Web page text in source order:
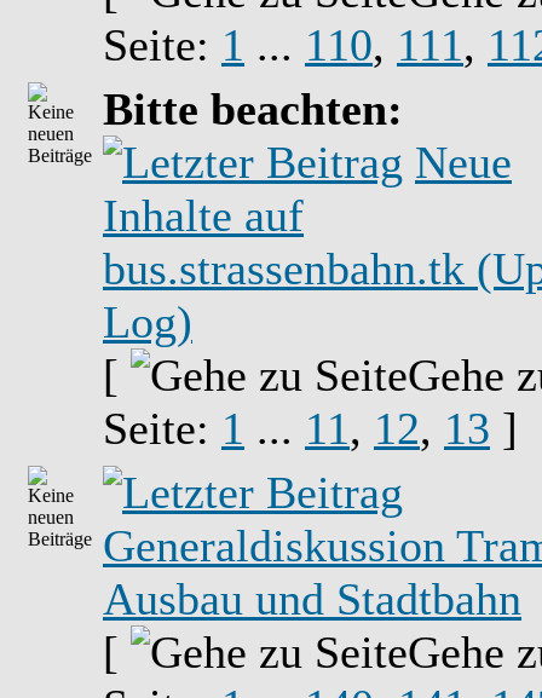
Seite: 1 ... 110, 111,
Bitte beachten:
Neue
Inhalte auf
bus.strassenbahn.tk
Log)
[
Gehe
Seite: 1 ... 11, 12, 13 ]
Generaldiskussion
Ausbau und Stadtbahn
[
Gehe